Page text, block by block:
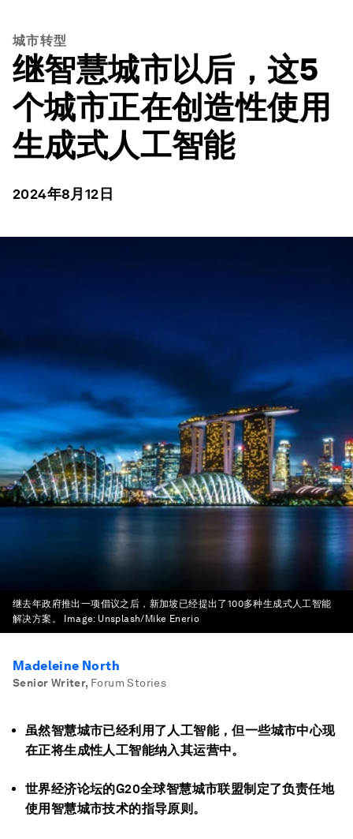
城市转型
继智慧城市以后，这5
个城市正在创造性使用
生成式人工智能
2024年8月12日
继去年政府推出一项倡议之后，新加坡已经提出了100多种生成式人工智能
解决方案。
Image: Unsplash/Mike Enerio
Madeleine North
Senior Writer, Forum Stories
虽然智慧城市已经利用了人工智能，但一些城市中心现
在正将生成性人工智能纳入其运营中。
世界经济论坛的G20全球智慧城市联盟制定了负责任地
使用智慧城市技术的指导原则。